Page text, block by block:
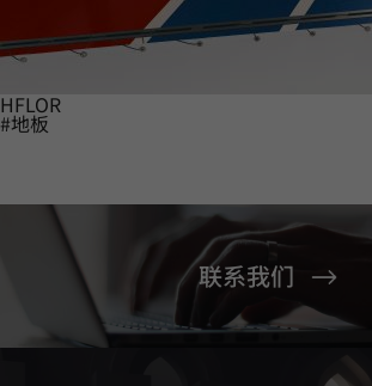
HFLOR
#地板
联系我们